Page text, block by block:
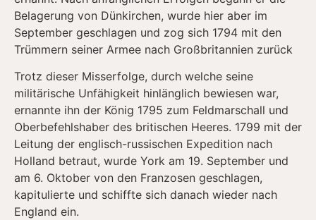
Belagerung von Dünkirchen, wurde hier aber im
September geschlagen und zog sich 1794 mit den
Trümmern seiner Armee nach Großbritannien zurück
Trotz dieser Misserfolge, durch welche seine
militärische Unfähigkeit hinlänglich bewiesen war,
ernannte ihn der König 1795 zum Feldmarschall und
Oberbefehlshaber des britischen Heeres. 1799 mit der
Leitung der englisch-russischen Expedition nach
Holland betraut, wurde York am 19. September und
am 6. Oktober von den Franzosen geschlagen,
kapitulierte und schiffte sich danach wieder nach
England ein.